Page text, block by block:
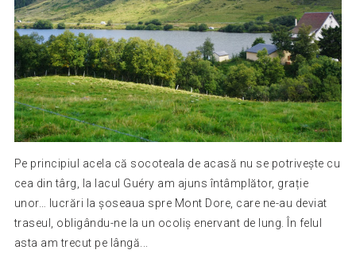
Pe principiul acela că socoteala de acasă nu se potrivește cu
cea din târg, la lacul Guéry am ajuns întâmplător, grație
unor… lucrări la șoseaua spre Mont Dore, care ne-au deviat
traseul, obligându-ne la un ocoliș enervant de lung. În felul
asta am trecut pe lângă...